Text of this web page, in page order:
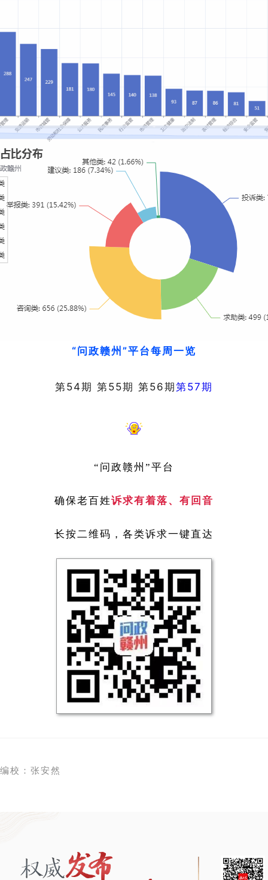
“问政赣州 ”平台每周一览
第54期 第55期 第56期第57期
“问政赣州”平台
确保老百姓诉求有着落、有回音
长按二维码，各类诉求一键直达
校：张安然